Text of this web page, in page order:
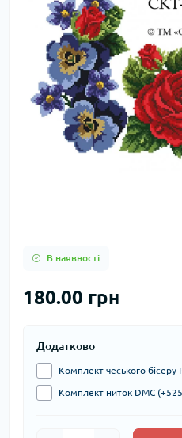
В наявності
180.00 грн
Додатково
Комплект чеського бісеру
Комплект ниток DMC